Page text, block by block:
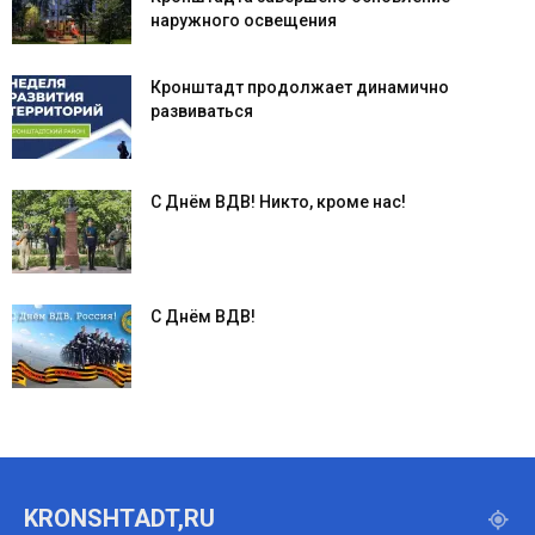
наружного освещения
Кронштадт продолжает динамично
развиваться
С Днём ВДВ! Никто, кроме нас!
С Днём ВДВ!
KRONSHTADT,RU